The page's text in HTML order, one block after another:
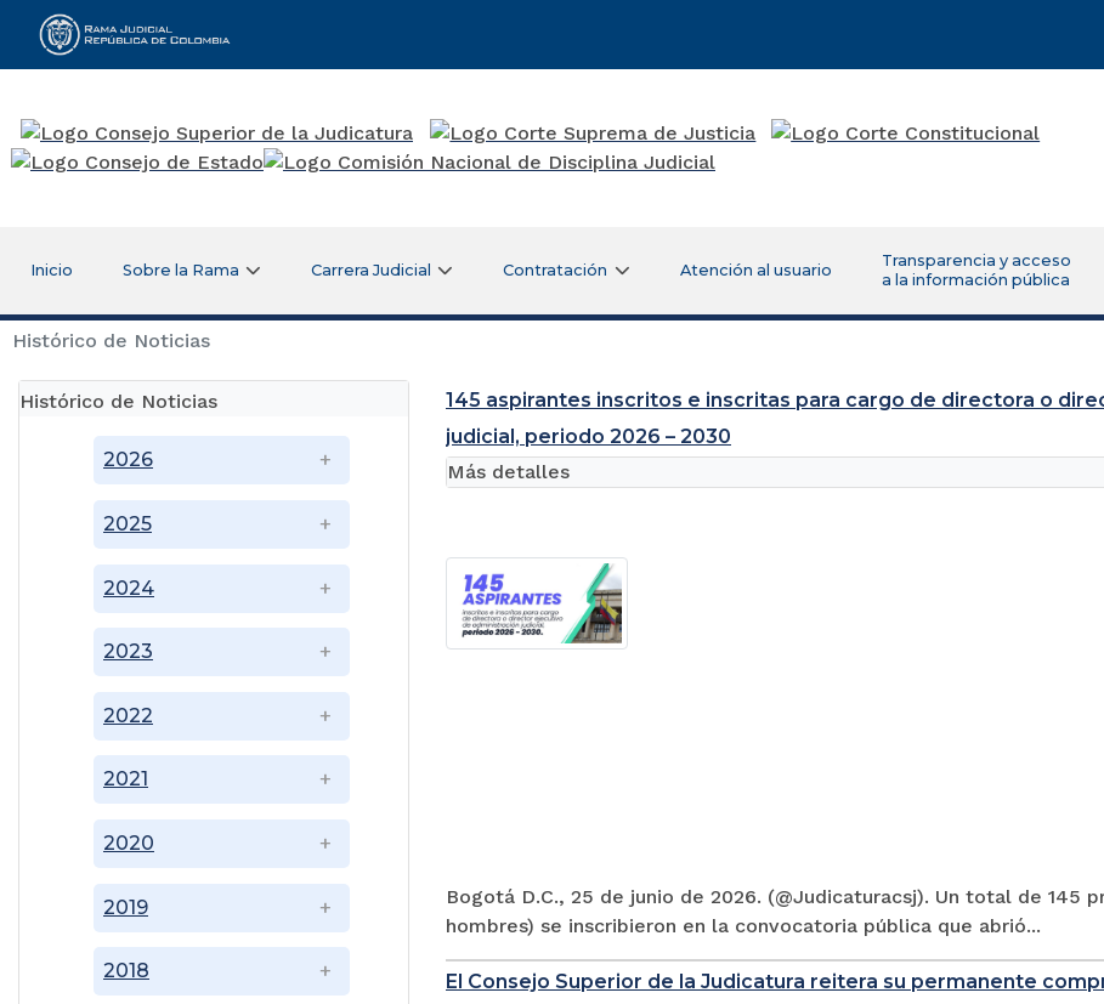
Rama Judicial
Inicio Sobre la Rama Carrera Judicial Contratación Atención al usuario
Transparencia y acceso
a la información pública
Histórico de Noticias
Histórico de Noticias
2018
2019
2020
2021
2022
2023
2024
2025
2026
145 aspirantes inscritos e inscritas para cargo de directora o
judicial, periodo 2026 – 2030
Bogotá D.C., 25 de junio de 2026. (@Judicaturacsj). Un total de 145
hombres) se inscribieron en la convocatoria pública que abrió...
Más detalles
El Consejo Superior de la Judicatura reitera su permanente